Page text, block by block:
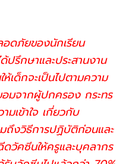
ดภัยของนักเรียน
รึกษาและประสานงาน
เด็กจะเป็นไปตามความ
มจากผู้ปกครอง กระทร
มเข้าใจ เกี่ยวกับ
ถึงวิธีการปฏิบัติก่อนและ
วัคซีนให้ครูและบุคลากร